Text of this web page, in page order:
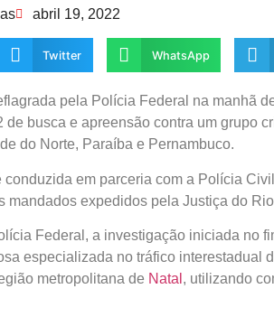
abril 19, 2022
Twitter WhatsApp
pela Polícia Federal na manhã
de busca e apreensão contra um grupo
do Norte, Paraíba e Pernambuco.
conduzida em parceria com a Polícia
mandados expedidos pela Justiça do
Federal, a investigação iniciada no
especializada no tráfico interestadual
metropolitana de Natal , utilizando